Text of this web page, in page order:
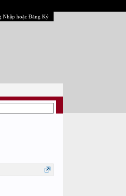
Nhập hoặc Đăng Ký